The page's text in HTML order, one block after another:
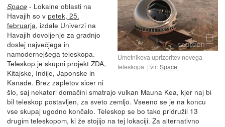
Umetnikova uprizoritev novega
teleskopa
vir:Space
Space- Lokalne oblasti na
Havajih so v petek, 25.
februarja, izdale Univerzi na
Havajih dovoljenje za gradnjo
doslej največjega in
namodernejšega teleskopa.
Teleskop je skupni projekt ZDA,
Kitajske, Indije, Japonske in
Kanade. Brez zapletov sicer ni
šlo, saj nekateri domačini smatrajo vulkan Mauna Kea, kjer naj bi
bil teleskop postavljen, za sveto zemljo. Vseeno se je na koncu
vse skupaj ugodno končalo. Teleskop se bo tako pridružil 13
drugim teleskopom, ki že stojijo na tej lokaciji. Za alternativno